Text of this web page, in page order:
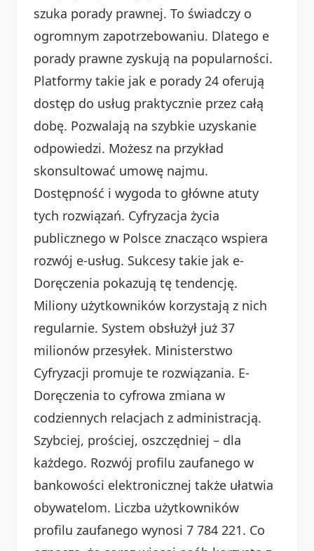
szuka porady prawnej. To świadczy o
ogromnym zapotrzebowaniu. Dlatego e
porady prawne zyskują na popularności.
Platformy takie jak e porady 24 oferują
dostęp do usług praktycznie przez całą
dobę. Pozwalają na szybkie uzyskanie
odpowiedzi. Możesz na przykład
skonsultować umowę najmu.
Dostępność i wygoda to główne atuty
tych rozwiązań. Cyfryzacja życia
publicznego w Polsce znacząco wspiera
rozwój e-usług. Sukcesy takie jak e-
Doręczenia pokazują tę tendencję.
Miliony użytkowników korzystają z nich
regularnie. System obsłużył już 37
milionów przesyłek. Ministerstwo
Cyfryzacji promuje te rozwiązania. E-
Doręczenia to cyfrowa zmiana w
codziennych relacjach z administracją.
Szybciej, prościej, oszczędniej – dla
każdego. Rozwój profilu zaufanego w
bankowości elektronicznej także ułatwia
obywatelom. Liczba użytkowników
profilu zaufanego wynosi 7 784 221. Co